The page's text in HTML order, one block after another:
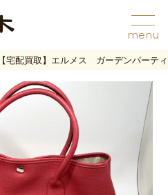
【宅配買取】エルメス ガーデンパー